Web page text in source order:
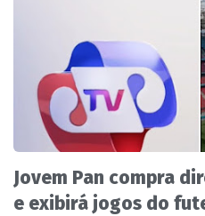
Jovem Pan compra
e exibirá jogos do